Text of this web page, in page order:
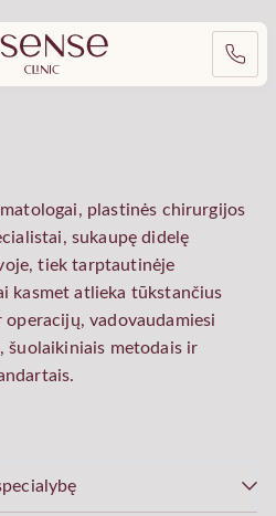
plastinės chirurgijos
sukaupę didelę
tiek tarptautinėje
kasmet atlieka tūkstančius
vadovaudamiesi
šuolaikiniais metodais ir